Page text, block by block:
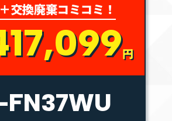
交換廃棄コミコミ！
円